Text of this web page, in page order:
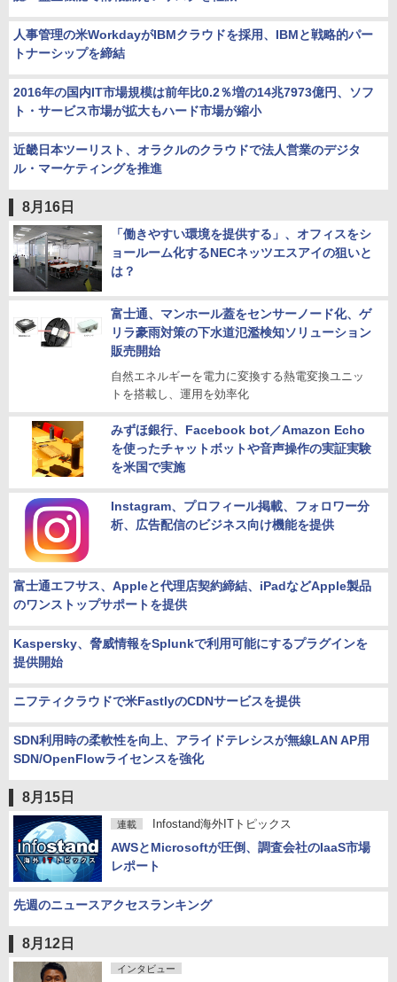
人事管理の米WorkdayがIBMクラウドを採用、IBMと戦略的パー
トナーシップを締結
2016年の国内IT市場規模は前年比0.2％増の14兆7973億円、ソフ
ト・サービス市場が拡大もハード市場が縮小
近畿日本ツーリスト、オラクルのクラウドで法人営業のデジタ
ル・マーケティングを推進
8月16日
「働きやすい環境を提供する」、オフィスをシ
ョールーム化するNECネッツエスアイの狙いと
は？
富士通、マンホール蓋をセンサーノード化、ゲ
リラ豪雨対策の下水道氾濫検知ソリューション
販売開始
自然エネルギーを電力に変換する熱電変換ユニッ
トを搭載し、運用を効率化
みずほ銀行、Facebook bot／Amazon Echo
を使ったチャットボットや音声操作の実証実験
を米国で実施
Instagram、プロフィール掲載、フォロワー分
析、広告配信のビジネス向け機能を提供
富士通エフサス、Appleと代理店契約締結、iPadなどApple製品
のワンストップサポートを提供
Kaspersky、脅威情報をSplunkで利用可能にするプラグインを
提供開始
ニフティクラウドで米FastlyのCDNサービスを提供
SDN利用時の柔軟性を向上、アライドテレシスが無線LAN AP用
SDN/OpenFlowライセンスを強化
8月15日
連載 Infostand海外ITトピックス
AWSとMicrosoftが圧倒、調査会社のIaaS市場
レポート
先週のニュースアクセスランキング
8月12日
インタビュー